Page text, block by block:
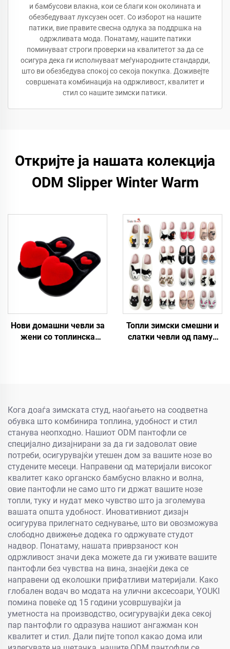
и бамбусови влакна, кои се благи кон околината и
обезбедуваат луксузен осет. Со изборот на нашите
патики, вие правите свесна одлука за поддршка на
одржливата мода. Понатаму, нашите патики
поминуваат строги проверки на квалитетот за да се
осигура дека ги исполнуваат меѓународните стандарди,
што ви обезбедува спокој со секоја покупка. Доживејте
совршената комбинација на одржливост, квалитет и
стил со нашите зимски патики.
Откријте ја нашата колекција
ODM Slipper Winter Warm
Нови домашни чевли за
жени со топлинска
Топли зимски смешни и
слатки чевли од памук
Кога доаѓа зимската студ, наоѓањето на соодветна
обувка што комбинира топлина, удобност и стил
станува неопходно. Нашиот ODM пантофли се
специјално дизајнирани за да ги задоволат овие
потреби, осигурувајќи утешен дом за вашите нозе во
студените месеци. Направени од материјали високог
квалитет како органско бамбусно влакно и волна,
овие пантофли не само што ги држат вашите нозе
топли, туку и нудат меко чувство што ја зголемува
вашата општа удобност. Иновативниот дизајн
осигурува прилегнато седнување, што ви овозможува
слободно движење додека го одржувате студот
надвор. Понатаму, нашата приврзаност кон
одржливост значи дека можете да ги уживате вашите
пантофли без чувства на вина, знаејќи дека се
направени од еколошки прифатливи материјали. Како
глобален водач во модата на улични аксесоари, YOUKI
помина повеќе од 15 години усовршувајќи ја
уметноста на производство, осигурувајќи дека секој
пар пантофли го одразува нашиот ангажман кон
квалитет и стил. Дали пијте топол какао дома или